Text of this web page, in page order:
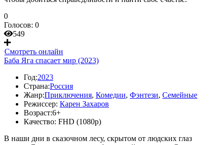
0
Голосов: 0
549
Смотреть онлайн
Баба Яга спасает мир (2023)
Год:2023
Страна:Россия
Жанр:Приключения, Комедии, Фэнтези, Семейные
Режиссер: Карен Захаров
Возраст:6+
Качество: FHD (1080p)
В наши дни в сказочном лесу, скрытом от людских глаз